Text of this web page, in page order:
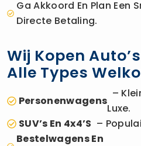
Ga Akkoord En Plan Een
Directe Betaling.
Wij Kopen
Alle Types
Personenwagens
–
Luxe.
SUV’s En 4x4’s –
Bestelwagens En